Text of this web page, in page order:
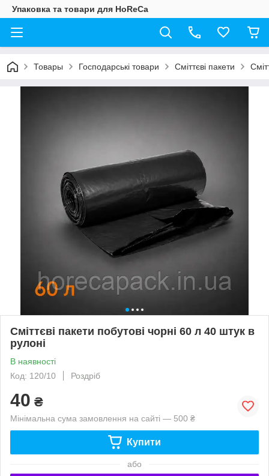
Упаковка та товари для HoReCa
Товары Господарські товари Сміттєві пакети
Сміттєві пакети побутові чорні 60 л 40 штук в
рулоні
В наявності
Код: 120/10
Роздріб
40 ₴
Мінімальна сума замовлення на сайті — 500 ₴
Купити
або